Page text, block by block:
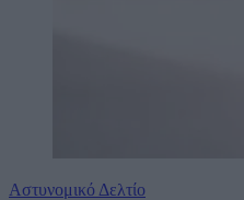
Αστυνομικό Δελτίο